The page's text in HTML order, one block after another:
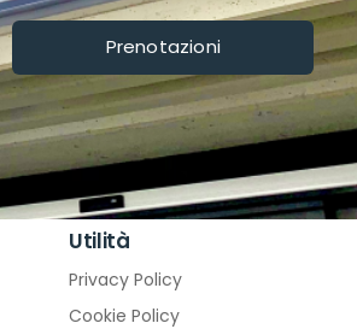
Prenotazioni
Utilità
Privacy Policy
Cookie Policy